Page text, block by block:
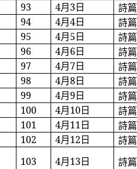
93
4月3日
詩
94
4月4日
詩
95
4月5日
詩
96
4月6日
詩
97
4月7日
詩
98
4月8日
詩
99
4月9日
詩
100
4月10日
詩
101
4月11日
詩
102
4月12日
詩
103
4月13日
詩